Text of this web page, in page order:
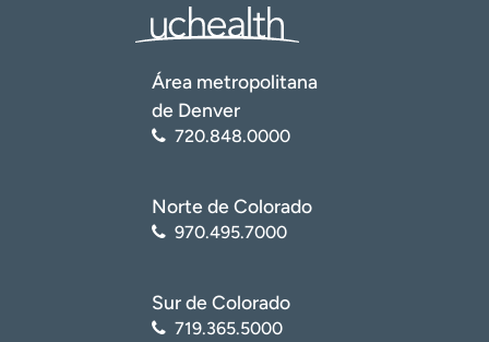
Área metropolitana
de Denver
720.848.0000
Norte de Colorado
970.495.7000
Sur de Colorado
719.365.5000